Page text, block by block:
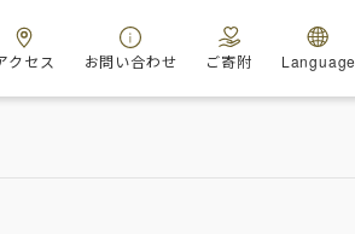
クセス お問い合わせ ご寄附 Language